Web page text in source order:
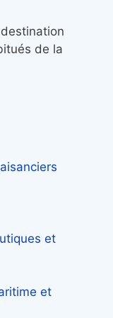
de la
et
et